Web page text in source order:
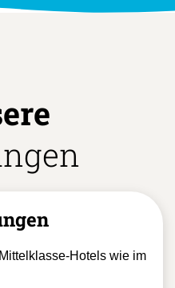
Hotels wie im